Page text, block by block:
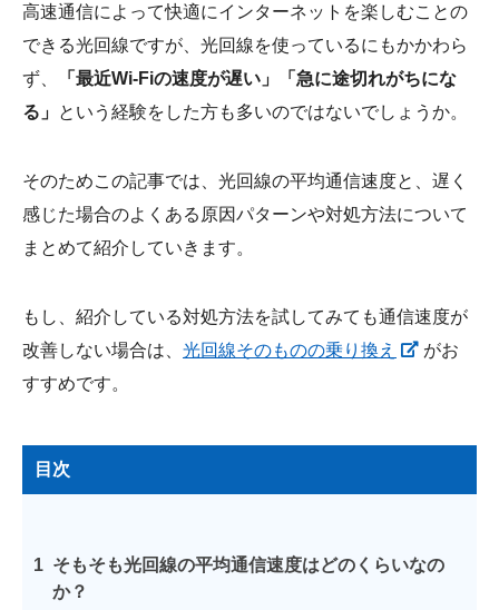
高速通信によって快適にインターネットを楽しむことの
できる光回線ですが、光回線を使っているにもかかわら
ず、
「最近Wi-Fiの速度が遅い」「急に途切れがちにな
る」 という経験をした方も多いのではないでしょうか。
そのためこの記事では、光回線の平均通信速度と、遅く
感じた場合のよくある原因パターンや対処方法について
まとめて紹介していきます。
もし、紹介している対処方法を試してみても通信速度が
改善しない場合は、 光回線そのものの乗り換え
がお
すすめです。
目次
1 そもそも光回線の平均通信速度はどのくらいなの
か？